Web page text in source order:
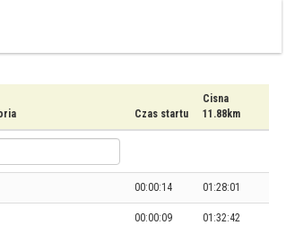
Czas startu
Cisna
11.88km
00:00:14 01:28:01
00:00:09 01:32:42